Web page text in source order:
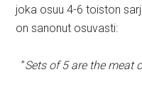
joka osuu 4-6 toiston
on sanonut osuvasti:
”Sets of 5 are the meat